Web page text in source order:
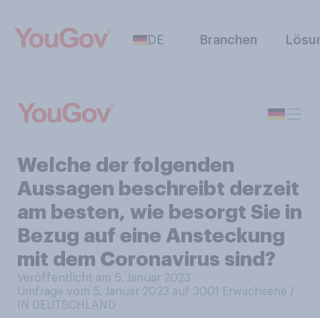
DE Branchen
Welche der folgenden
Aussagen beschreibt derzeit
am besten, wie besorgt Sie in
Bezug auf eine Ansteckung
mit dem Coronavirus sind?
Veröffentlicht am 5. Januar 2023
Umfrage vom 5. Januar 2023 auf 3001
Erwachsene /
IN DEUTSCHLAND